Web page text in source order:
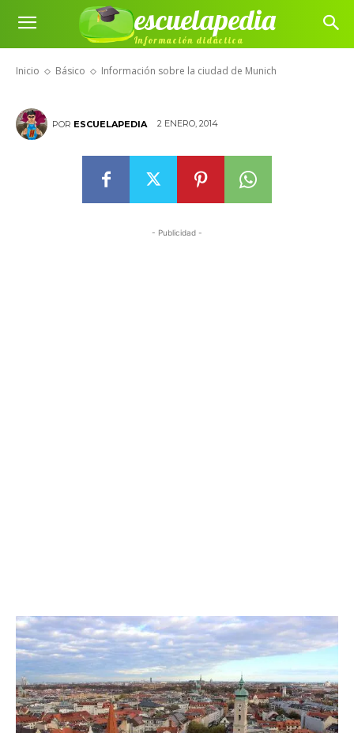
escuelapedia
Información didáctica
Inicio Básico Información sobre la ciudad de Munich
Información sobre la ciudad de
Munich
POR ESCUELAPEDIA 2 ENERO, 2014
- Publicidad -